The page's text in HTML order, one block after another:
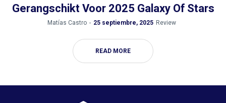
Gerangschikt Voor 2025 Galaxy Of Stars
by
Matías Castro 25 septiembre, 2025 Review
READ MORE